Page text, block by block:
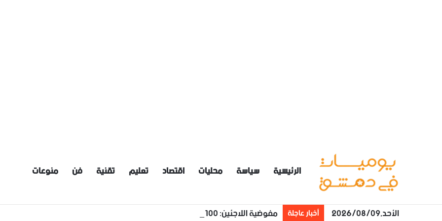
الرئيسية سياسة محليات اقتصاد تعليم تقنية فن منوعات
الأحد,2026/08/09 أخبار عاجلة مفوضية اللاجئين: 100 دولار لكل فرد بالعائلة يعود طوعا من لبنان إلى سوريا مع تأمين نقله